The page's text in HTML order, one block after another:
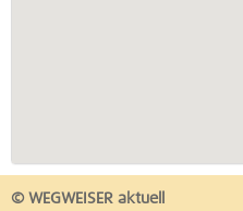
© WEGWEISER aktuell